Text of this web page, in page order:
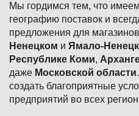
Мы гордимся тем, что
географию поставок и
предложения для
Ненецком и Ямало-
Республике Коми,
даже Московской области
создать благоприятные
предприятий во всех